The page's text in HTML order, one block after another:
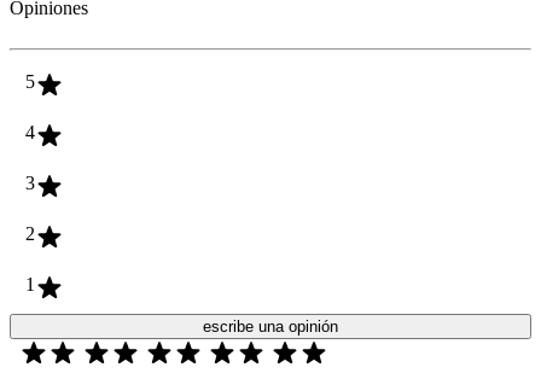
Opiniones
5
4
3
2
1
escribe una opinión